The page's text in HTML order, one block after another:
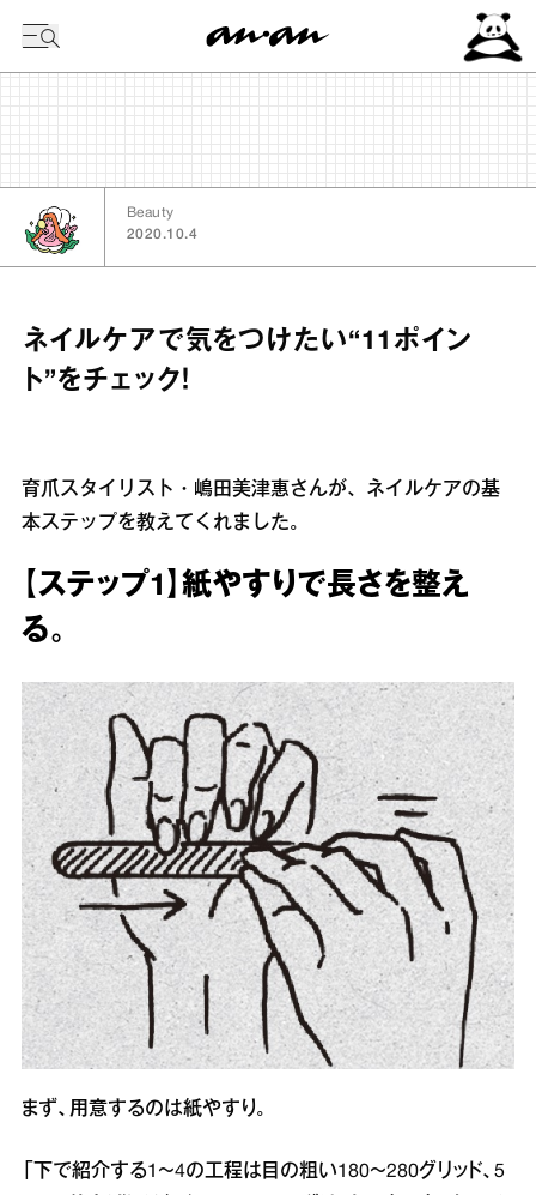
Beauty
2020.10.4
ネイルケアで気をつけたい“11ポイン
ト”をチェック！
育爪スタイリスト・嶋田美津惠さんが、ネイルケアの基
本ステップを教えてくれました。
【ステップ1】紙やすりで長さを整え
る。
まず、用意するのは紙やすり。
「下で紹介する1～4の工程は目の粗い180～280グリッド、5